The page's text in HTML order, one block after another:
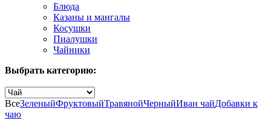
Блюда
Казаны и мангалы
Косушки
Пиалушки
Чайники
Выбрать категорию:
ВсеЗеленыйФруктовыйТравянойЧерныйИван чайДобавки к
чаю